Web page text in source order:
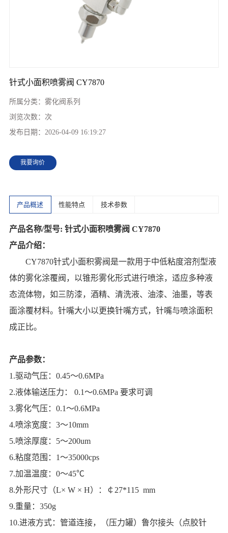
针式小面积喷雾阀 CY7870
所属分类： 雾化阀系列
浏览次数： 次
发布日期： 2026-04-09 16:19:27
我要询价
产品概述 性能特点 技术参数
产品名称/型号: 针式小面积喷雾阀 CY7870
产品介绍：
CY7870针式小面积雾阀是一款用于中低粘度溶剂型液
体的雾化涂覆阀，以锥形雾化形式进行喷涂，适应多种液
态流体物，如三防漆，酒精、清洗液、油漆、油墨，等表
面涂覆材料。针嘴大小以更换针嘴方式，针嘴与喷涂面积
成正比。
产品参数：
1.驱动气压：0.45～0.6MPa
2.液体输送压力： 0.1～0.6MPa 要求可调
3.雾化气压：0.1～0.6MPa
4.喷涂宽度：3～10mm
5.喷涂厚度：5～200um
6.粘度范围：1～35000cps
7.加温温度：0～45℃
8.外形尺寸（L× W × H）：￠27*115 mm
9.重量：350g
10.进液方式：管道连接，（压力罐）鲁尔接头（点胶针